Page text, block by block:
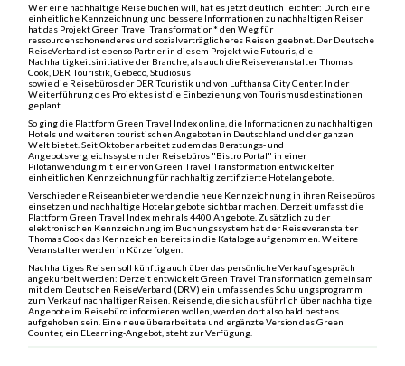
Wer eine nachhaltige Reise buchen will, hat es jetzt deutlich leichter: Durch eine
einheitliche Kennzeichnung und bessere Informationen zu nachhaltigen Reisen
hat das Projekt Green Travel Transformation* den Weg für
ressourcenschonenderes und sozialverträglicheres Reisen geebnet. Der Deutsche
ReiseVerband ist ebenso Partner in diesem Projekt wie Futouris, die
Nachhaltigkeitsinitiative der Branche, als auch die Reiseveranstalter Thomas
Cook, DER Touristik, Gebeco, Studiosus
sowie die Reisebüros der DER Touristik und von Lufthansa City Center. In der
Weiterführung des Projektes ist die Einbeziehung von Tourismusdestinationen
geplant.
So ging die Plattform Green Travel Index online, die Informationen zu nachhaltigen
Hotels und weiteren touristischen Angeboten in Deutschland und der ganzen
Welt bietet. Seit Oktober arbeitet zudem das Beratungs‐ und
Angebotsvergleichssystem der Reisebüros "Bistro Portal" in einer
Pilotanwendung mit einer von Green Travel Transformation entwickelten
einheitlichen Kennzeichnung für nachhaltig zertifizierte Hotelangebote.
Verschiedene Reiseanbieter werden die neue Kennzeichnung in ihren Reisebüros
einsetzen und nachhaltige Hotelangebote sichtbar machen. Derzeit umfasst die
Plattform Green Travel Index mehr als 4400 Angebote. Zusätzlich zu der
elektronischen Kennzeichnung im Buchungssystem hat der Reiseveranstalter
Thomas Cook das Kennzeichen bereits in die Kataloge aufgenommen. Weitere
Veranstalter werden in Kürze folgen.
Nachhaltiges Reisen soll künftig auch über das persönliche Verkaufsgespräch
angekurbelt werden: Derzeit entwickelt Green Travel Transformation gemeinsam
mit dem Deutschen ReiseVerband (DRV) ein umfassendes Schulungsprogramm
zum Verkauf nachhaltiger Reisen. Reisende, die sich ausführlich über nachhaltige
Angebote im Reisebüro informieren wollen, werden dort also bald bestens
aufgehoben sein. Eine neue überarbeitete und ergänzte Version des Green
Counter, ein ELearning‐Angebot, steht zur Verfügung.